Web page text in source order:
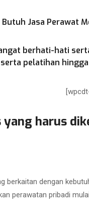
Butuh Jasa Perawat
berhati-hati
pelatihan
yang harus
berkaitan dengan
perawatan pribadi